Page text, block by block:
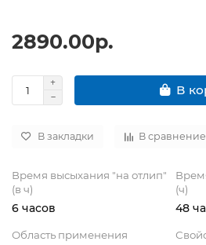
2890.00р.
В
В закладки В сравнение
Время высыхания "на отлип"
(в ч)
6 часов
(ч)
48
Область применения